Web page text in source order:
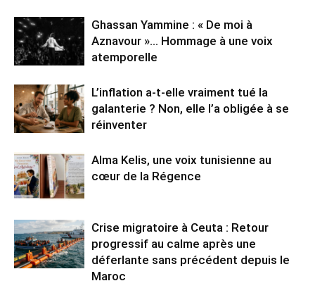
Ghassan Yammine : « De moi à
Aznavour »… Hommage à une voix
atemporelle
L’inflation a-t-elle vraiment tué la
galanterie ? Non, elle l’a obligée à se
réinventer
Alma Kelis, une voix tunisienne au
cœur de la Régence
Crise migratoire à Ceuta : Retour
progressif au calme après une
déferlante sans précédent depuis le
Maroc